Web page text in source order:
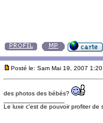
Posté le: Sam Mai 19, 2007
des photos des bébés?
Le luxe c'est de pouvoir profiter de